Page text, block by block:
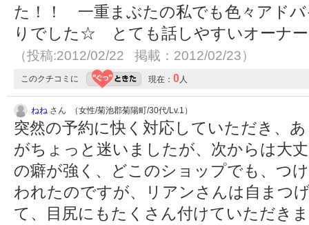
た！！ 一重まぶたの私でも色々アド
りでした☆ とても話しやすいオー
（投稿:2012/02/22 掲載：2012/02/23）
このクチコミに 現在： 0人
ねね さん （女性/菊池郡菊陽町/30代/Lv.1）
突然の予約に快く対応していただき、
がちょっと迷いましたが、次からは大
の癖が強く、どこのショップでも、つ
われたのですが、リアンさんは自まつ
て、目尻にもたくさん付けていただき